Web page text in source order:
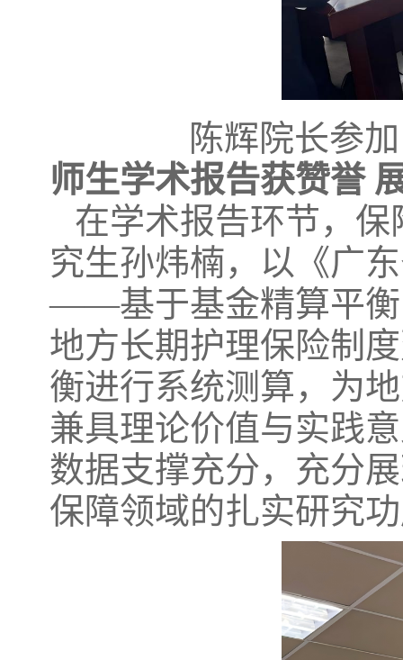
陈辉院长参
师生学术报告获赞誉
在学术报告环节，
究生孙炜楠，以《广
——基于基金精算平衡
地方长期护理保险制
衡进行系统测算，为
兼具理论价值与实践
数据支撑充分，充分
保障领域的扎实研究